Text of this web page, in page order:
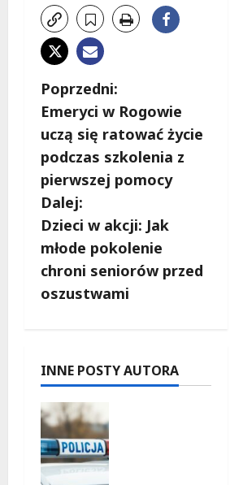
Z
o
b
a
c
z
w
i
s
y
Poprzedni:
Emeryci w Rogowie
uczą się ratować życie
podczas szkolenia z
pierwszej pomocy
Dalej:
Dzieci w akcji: Jak
młode pokolenie
chroni seniorów przed
oszustwami
INNE POSTY AUTORA